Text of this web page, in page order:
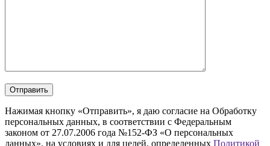
Нажимая кнопку «Отправить», я даю согласие на Обработку
персональных данных, в соответствии с Федеральным
законом от 27.07.2006 года №152-ФЗ «О персональных
данных», на условиях и для целей, определенных Политикой